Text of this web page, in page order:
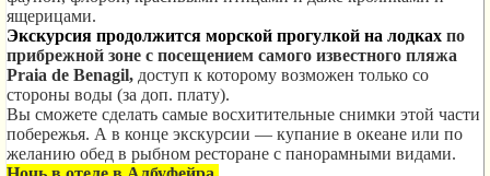
ящерицами.
Экскурсия продолжится морской прогулкой на лодках по
прибрежной зоне с посещением самого известного пляжа
Praia de Benagil, доступ к которому возможен только со
стороны воды (за доп. плату).
Вы сможете сделать самые восхитительные снимки этой части
побережья. А в конце экскурсии — купание в океане или по
желанию обед в рыбном ресторане с панорамными видами.